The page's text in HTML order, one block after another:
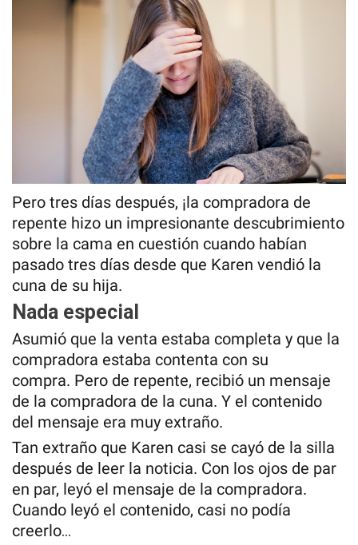
Pero tres días después, ¡la compradora de
repente hizo un impresionante descubrimiento
sobre la cama en cuestión cuando habían
pasado tres días desde que Karen vendió la
cuna de su hija.
Nada especial
Asumió que la venta estaba completa y que la
compradora estaba contenta con su
compra. Pero de repente, recibió un mensaje
de la compradora de la cuna. Y el contenido
del mensaje era muy extraño.
Tan extraño que Karen casi se cayó de la silla
después de leer la noticia. Con los ojos de par
en par, leyó el mensaje de la compradora.
Cuando leyó el contenido, casi no podía
creerlo…